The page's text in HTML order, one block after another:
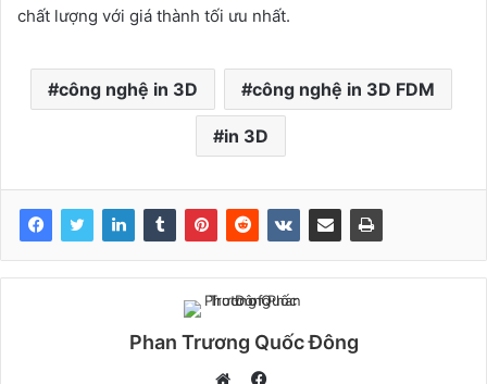
chất lượng với giá thành tối ưu nhất.
công nghệ in 3D công nghệ in 3D FDM
in 3D
Phan Trương Quốc Đông